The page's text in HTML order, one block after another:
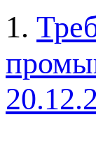
1.
20